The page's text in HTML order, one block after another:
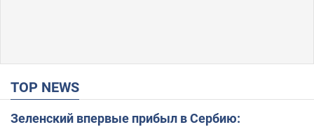
TOP NEWS
Зеленский впервые прибыл в Сербию: